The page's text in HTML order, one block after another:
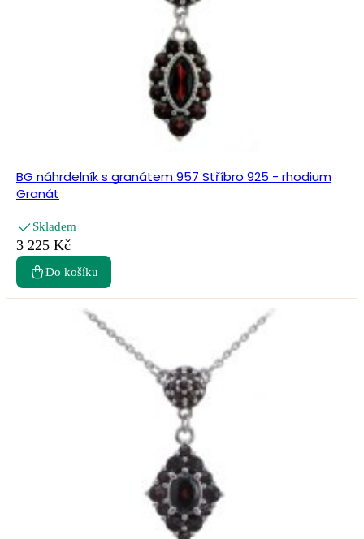
BG náhrdelník s granátem 957 Stříbro 925 - rhodium
Granát
Skladem
3 225 Kč
Do košíku